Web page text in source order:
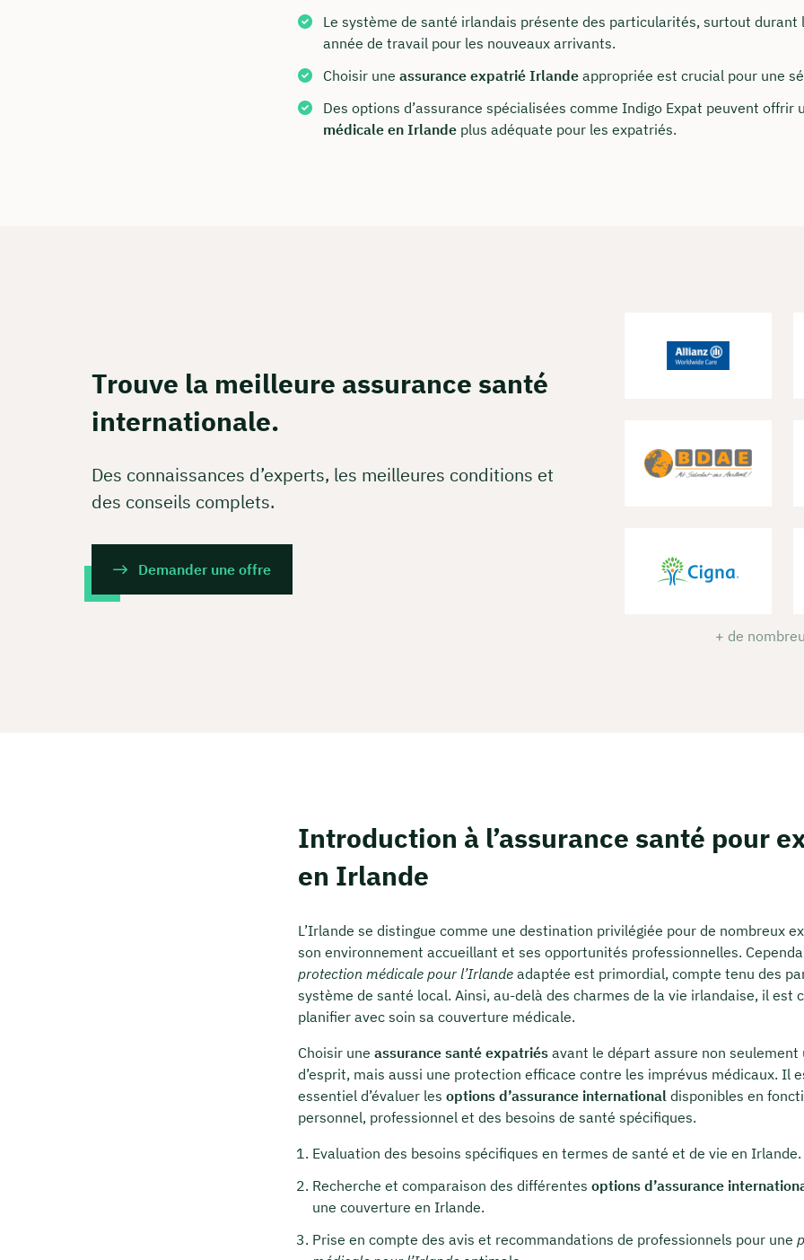
Le système de santé irlandais présente des particularités, surtout durant
année de travail pour les nouveaux arrivants.
Choisir une assurance expatrié Irlande appropriée est crucial pour une
Des options d’assurance spécialisées comme Indigo Expat peuvent offrir
médicale en Irlande plus adéquate pour les expatriés.
Trouve la meilleure assurance santé
internationale.
Des connaissances d’experts, les meilleures conditions et
des conseils complets.
Demander une offre
+ de
Introduction à l’assurance santé pour
en Irlande
L’Irlande se distingue comme une destination privilégiée pour de nombreux
son environnement accueillant et ses opportunités professionnelles.
protection médicale pour l’Irlande adaptée est primordial, compte tenu des
système de santé local. Ainsi, au-delà des charmes de la vie irlandaise, il est
planifier avec soin sa couverture médicale.
Choisir une assurance santé expatriés avant le départ assure non
d’esprit, mais aussi une protection efficace contre les imprévus médicaux. Il
essentiel d’évaluer les options d’assurance international disponibles en
personnel, professionnel et des besoins de santé spécifiques.
Evaluation des besoins spécifiques en termes de santé et de vie en Irlande.
Recherche et comparaison des différentes options d’assurance
une couverture en Irlande.
Prise en compte des avis et recommandations de professionnels pour une
Visitez notre profil LinkedIn
Ou réservez une réunion web gratuite
Calcul de tous les coûts en direct et par partage d'écran